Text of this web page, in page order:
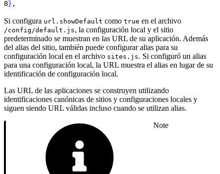
8} ,
Si configura url.showDefault como true en el archivo
/config/default.js, la configuración local y el sitio
predeterminado se muestran en las URL de su aplicación. Además
del alias del sitio, también puede configurar alias para su
configuración local en el archivo sites.js. Si configuró un alias
para una configuración local, la URL muestra el alias en lugar de su
identificación de configuración local.
Las URL de las aplicaciones se construyen utilizando
identificaciones canónicas de sitios y configuraciones locales y
siguen siendo URL válidas incluso cuando se utilizan alias.
Note